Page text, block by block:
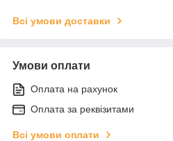
Всі умови доставки
Умови оплати
Оплата на рахунок
Оплата за реквізитами
Всі умови оплати